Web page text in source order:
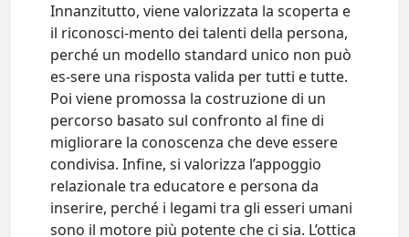
Innanzitutto, viene valorizzata la scoperta e
il riconosci-mento dei talenti della persona,
perché un modello standard unico non può
es-sere una risposta valida per tutti e tutte.
Poi viene promossa la costruzione di un
percorso basato sul confronto al fine di
migliorare la conoscenza che deve essere
condivisa. Infine, si valorizza l’appoggio
relazionale tra educatore e persona da
inserire, perché i legami tra gli esseri umani
sono il motore più potente che ci sia. L’ottica